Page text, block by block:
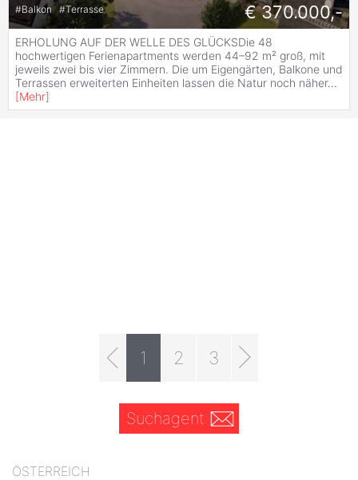
#Balkon #Terrasse € 370.000,-
ERHOLUNG AUF DER WELLE DES GLÜCKSDie 48
hochwertigen Ferienapartments werden 44–92 m² groß, mit
jeweils zwei bis vier Zimmern. Die um Eigengärten, Balkone und
Terrassen erweiterten Einheiten lassen die Natur noch näher...
[Mehr]
1 2 3
Suchagent
ÖSTERREICH